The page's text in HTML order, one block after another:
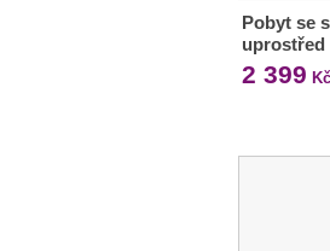
Pobyt se
uprostřed
2 399 Kč